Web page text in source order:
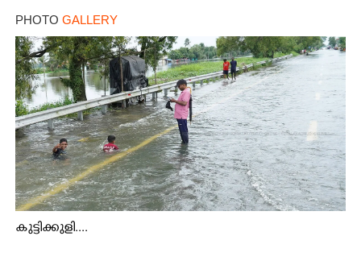
PHOTO GALLERY
കുട്ടിക്കുളി....